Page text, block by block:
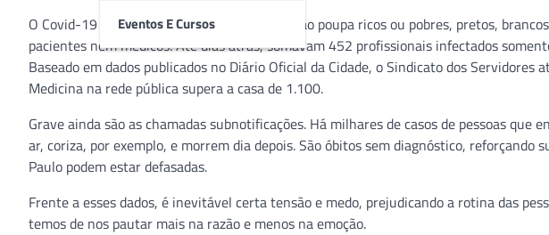
Eventos E Cursos
O Covid-19 é a versão democrática do mal. Não poupa ricos ou pobres, pretos,
pacientes nem médicos. Até dias atrás, somavam 452 profissionais infectados
Baseado em dados publicados no Diário Oficial da Cidade, o Sindicato dos
Medicina na rede pública supera a casa de 1.100.
Grave ainda são as chamadas subnotificações. Há milhares de casos de pessoas
ar, coriza, por exemplo, e morrem dia depois. São óbitos sem diagnóstico, reforçando
Paulo podem estar defasadas.
Frente a esses dados, é inevitável certa tensão e medo, prejudicando a rotina das
temos de nos pautar mais na razão e menos na emoção.